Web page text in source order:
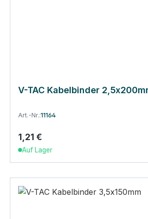
V-TAC Kabelbinder
Art.-Nr.:11164
Regulärer Preis:
1,21 €
Auf Lager